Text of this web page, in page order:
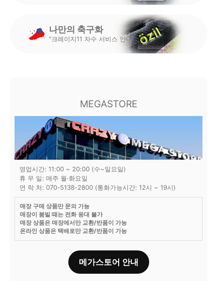
나만의 축구화
"크레이지11 자수 서비스 안내"
MEGASTORE
영업시간: 11:00 ~ 20:00 (수~일요일)
휴 무 일: 매주 월·화요일
연 락 처: 070-5138-2800 (통화가능시간: 12시 ~ 19시)
매장 구매 상품만 문의 가능
매장이 붐빌 때는 전화 응대 불가
매장 상품은 매장에서만 교환/반품이 가능
온라인 상품은 택배로만 교환/반품이 가능
메가스토어 안내